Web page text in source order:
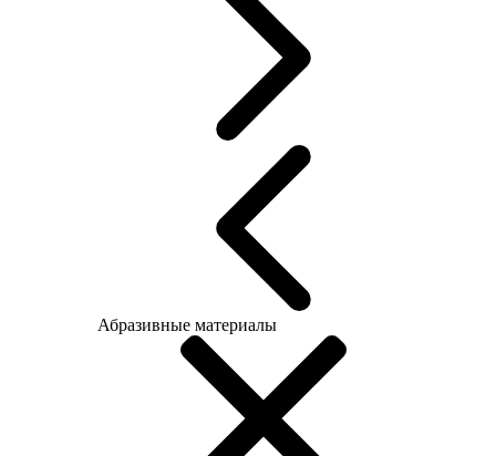
Абразивные материалы